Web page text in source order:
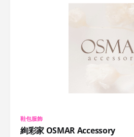
鞋包服飾
絢彩家 OSMAR Accessory